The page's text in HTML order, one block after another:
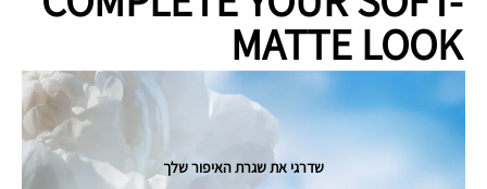
MATTE LOOK
שדרגי את שגרת האיפור שלך